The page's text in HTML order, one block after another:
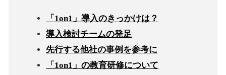
「1on1」導入のきっかけは？
導入検討チームの発足
先行する他社の事例を参考に
「1on1」の教育研修について